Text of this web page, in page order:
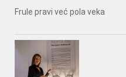
Frule pravi već pola veka